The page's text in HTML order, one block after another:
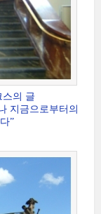
스의 글
지금으로부터의
”